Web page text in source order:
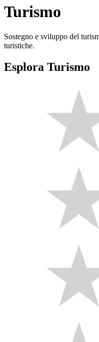
Turismo
Sostegno e sviluppo del
turistiche.
Esplora Turismo